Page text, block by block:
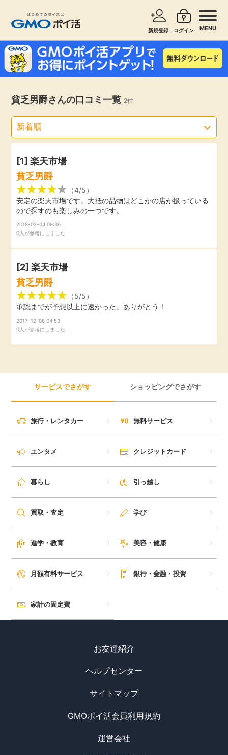
新規登録 ログイン MENU
お知らせ
新着
高還元
無料
アンケート
ゲーム
買い物
モニター
ポイ活お得情報
お友達紹介
カード比較
毎日ゲット
特集一覧
GMOポイ活の使い方
ヘルプセンター
サービスで探す ショッピングで探す
旅行・レンタカー
エンタメ
クレジットカード
暮らし
買取・査定
学び
進学・教育
月額有料サービス
家計の固定費
貧乏男爵さんの口コミ一覧 2件
[1]楽天市場
貧乏男爵
（4/5）
安定の楽天市場です。大抵の品物はどこかの店が扱っている
ので探すのも楽しみの一つです。
2018-02-04 09:36
0人が参考にしました
[2]楽天市場
貧乏男爵
（5/5）
承認までが予想以上に速かった。ありがとう！
2017-12-08 04:53
0人が参考にしました
サービスでさがす ショッピングでさがす
旅行・レンタカー 無料サービス
エンタメ クレジットカード
暮らし 引っ越し
買取・査定 学び
進学・教育 美容・健康
月額有料サービス 銀行・金融・投資
家計の固定費
お友達紹介
ヘルプセンター
サイトマップ
GMOポイ活会員利用規約
運営会社